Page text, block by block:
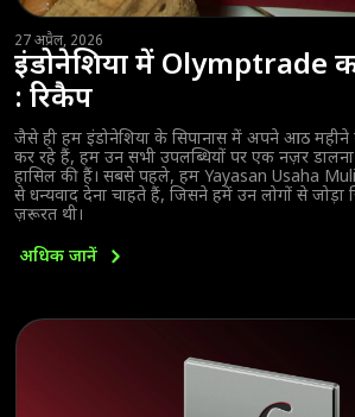
27 अप्रैल, 2026
इंडोनेशिया में Olymptrade
: रिकैप
जैसे ही हम इंडोनेशिया के सिपानास में अपने आठ महीने
कर रहे हैं, हम उन सभी उपलब्धियों पर एक नज़र
हासिल की हैं। सबसे पहले, हम Yayasan Usaha
से धन्यवाद देना चाहते हैं, जिसने हमें उन लोगों से जोड़ा
ज़रूरत थी।
अधिक जानें